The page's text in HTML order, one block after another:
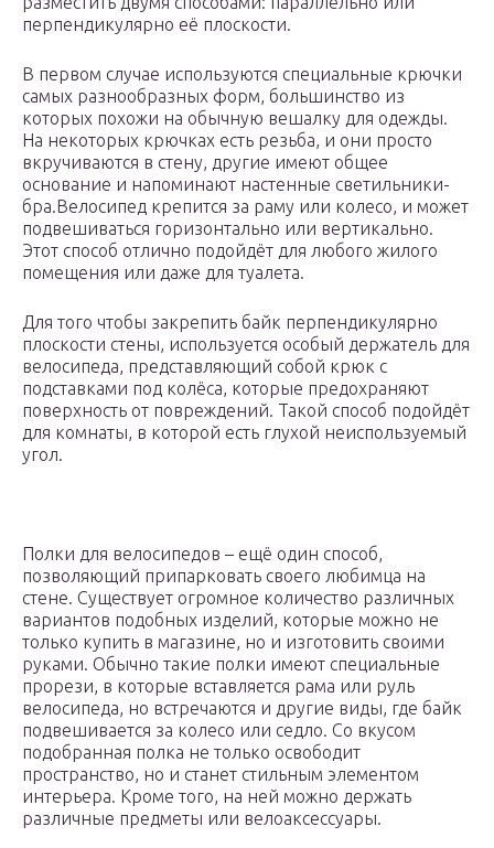
перпендикулярно её плоскости.
В первом случае используются специальные крючки
самых разнообразных форм, большинство из
которых похожи на обычную вешалку для одежды.
На некоторых крючках есть резьба, и они просто
вкручиваются в стену, другие имеют общее
основание и напоминают настенные светильники-
бра.Велосипед крепится за раму или колесо, и может
подвешиваться горизонтально или вертикально.
Этот способ отлично подойдёт для любого жилого
помещения или даже для туалета.
Для того чтобы закрепить байк перпендикулярно
плоскости стены, используется особый держатель для
велосипеда, представляющий собой крюк с
подставками под колёса, которые предохраняют
поверхность от повреждений. Такой способ подойдёт
для комнаты, в которой есть глухой неиспользуемый
угол.
Полки для велосипедов – ещё один способ,
позволяющий припарковать своего любимца на
стене. Существует огромное количество различных
вариантов подобных изделий, которые можно не
только купить в магазине, но и изготовить своими
руками. Обычно такие полки имеют специальные
прорези, в которые вставляется рама или руль
велосипеда, но встречаются и другие виды, где байк
подвешивается за колесо или седло. Со вкусом
подобранная полка не только освободит
пространство, но и станет стильным элементом
интерьера. Кроме того, на ней можно держать
различные предметы или велоаксессуары.